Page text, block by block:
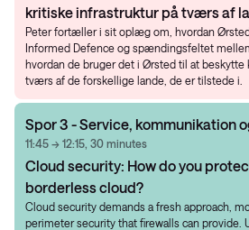
kritiske infrastruktur på tværs af
Peter fortæller i sit oplæg om, hvordan
Informed Defence og spændingsfeltet
hvordan de bruger det i Ørsted til at beskytte
tværs af de forskellige lande, de er tilstede i.
Spor 3 - Service, kommunikation
11:45 → 12:15, 30 minutes
Cloud security: How do you
borderless cloud?
Cloud security demands a fresh approach,
perimeter security that firewalls can provide.